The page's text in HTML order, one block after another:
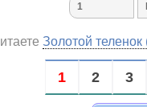
Золотой
1 2 3